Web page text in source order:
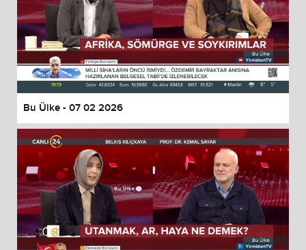
Bu Ülke - 07 02 2026